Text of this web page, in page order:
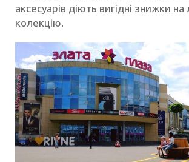
аксесуарів діють вигідні знижки на
колекцію.